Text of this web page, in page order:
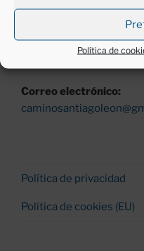
Política de
Tardes, de 18 a 20 h.
Teléfono:
987260530 y
Correo electrónico:
Política de privacidad
Política de cookies (EU)